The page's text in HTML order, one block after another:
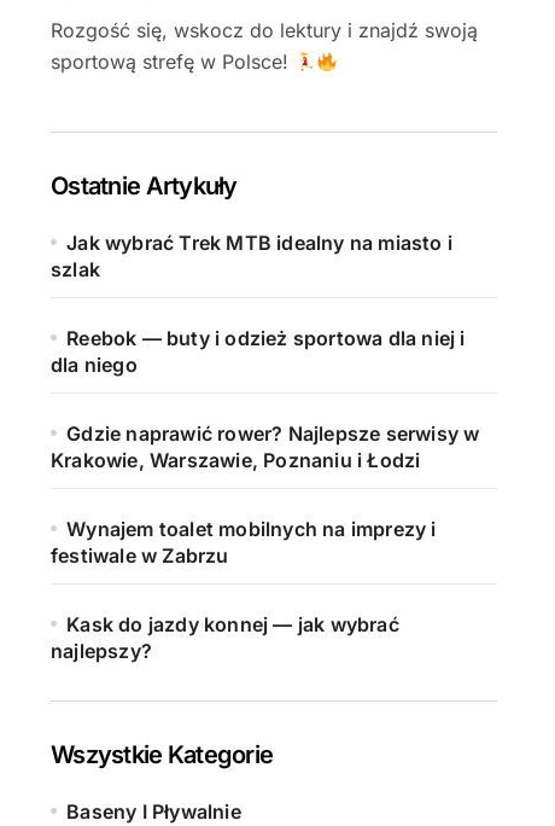
Rozgość się, wskocz do lektury i znajdź swoją
sportową strefę w Polsce!
Ostatnie Artykuły
Jak wybrać Trek MTB idealny na miasto i
szlak
Reebok — buty i odzież sportowa dla niej i
dla niego
Gdzie naprawić rower? Najlepsze serwisy w
Krakowie, Warszawie, Poznaniu i Łodzi
Wynajem toalet mobilnych na imprezy i
festiwale w Zabrzu
Kask do jazdy konnej — jak wybrać
najlepszy?
Wszystkie Kategorie
Baseny I Pływalnie